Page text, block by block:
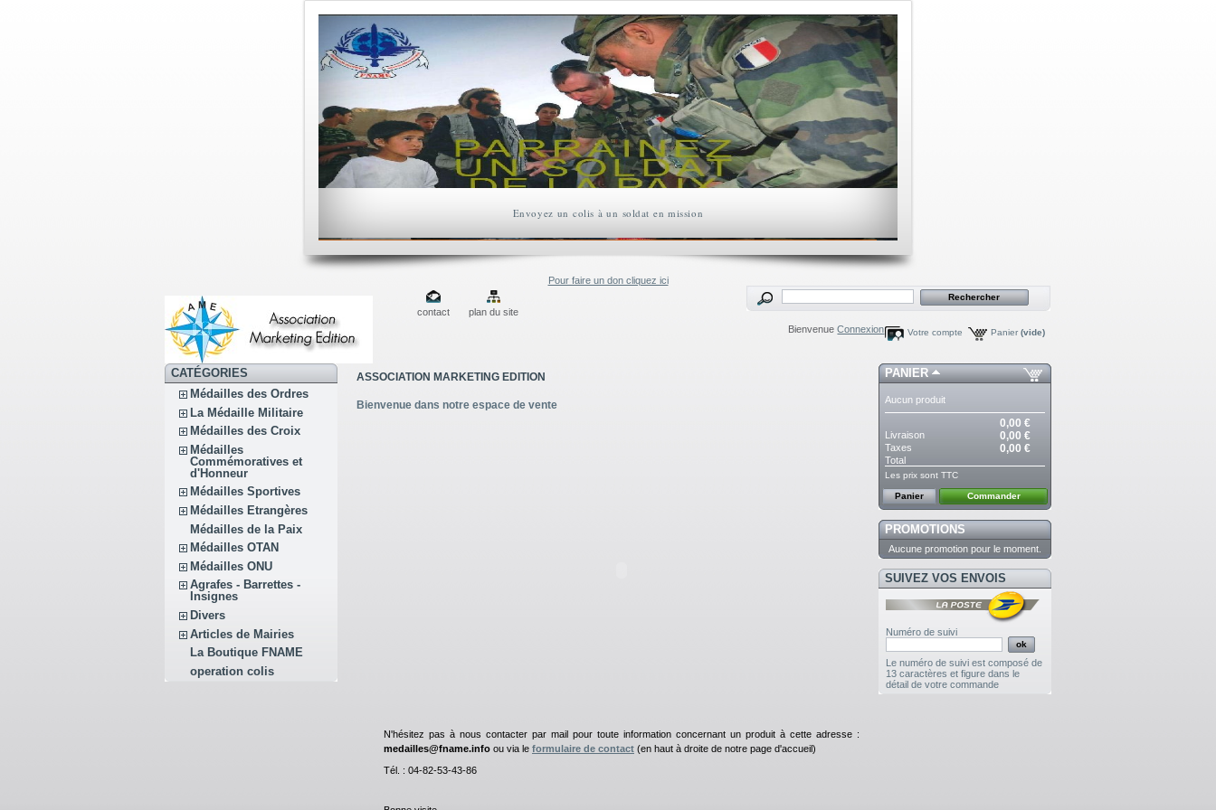
Envoyez un colis à un soldat en mission
Pour faire un don cliquez ici
contact plan du site
Panier(vide)
Votre compte
BienvenueConnexion
CATÉGORIES
Médailles des Ordres
La Médaille Militaire
Médailles des Croix
Médailles
Commémoratives et
d'Honneur
Médailles Sportives
Médailles Etrangères
Médailles de la Paix
Médailles OTAN
Médailles ONU
Agrafes - Barrettes -
Insignes
Divers
Articles de Mairies
La Boutique FNAME
operation colis
ASSOCIATION MARKETING EDITION
Bienvenue dans notre espace de vente
N'hésitez pas à nous contacter par mail pour toute information concernant un produit à cette adresse :
medailles@fname.info ou via le formulaire de contact (en haut à droite de notre page d'accueil)
Tél. : 04-82-53-43-86
PANIER
Aucun produit
0,00 €
Livraison 0,00 €
Taxes 0,00 €
Total
Les prix sont TTC
Panier Commander
PROMOTIONS
Aucune promotion pour le moment.
SUIVEZ VOS ENVOIS
Numéro de suivi
Le numéro de suivi est composé de
13 caractères et figure dans le
détail de votre commande